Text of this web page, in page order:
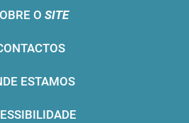
O SITE
ESTAMOS